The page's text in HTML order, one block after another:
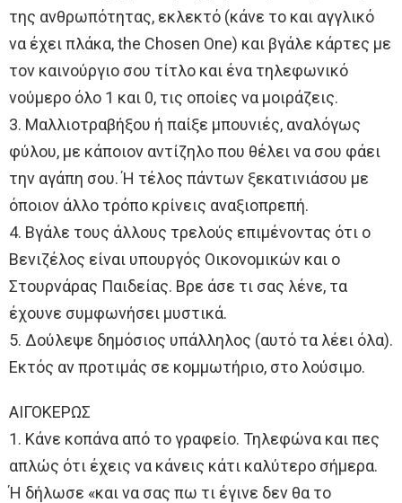
της ανθρωπότητας, εκλεκτό (κάνε το και αγγλικό
να έχει πλάκα, the Chosen One) και βγάλε κάρτες με
τον καινούργιο σου τίτλο και ένα τηλεφωνικό
νούμερο όλο 1 και 0, τις οποίες να μοιράζεις.
3. Μαλλιοτραβήξου ή παίξε μπουνιές, αναλόγως
φύλου, με κάποιον αντίζηλο που θέλει να σου φάει
την αγάπη σου. Ή τέλος πάντων ξεκατινιάσου με
όποιον άλλο τρόπο κρίνεις αναξιοπρεπή.
4. Βγάλε τους άλλους τρελούς επιμένοντας ότι ο
Βενιζέλος είναι υπουργός Οικονομικών και ο
Στουρνάρας Παιδείας. Βρε άσε τι σας λένε, τα
έχουνε συμφωνήσει μυστικά.
5. Δούλεψε δημόσιος υπάλληλος (αυτό τα λέει όλα).
Εκτός αν προτιμάς σε κομμωτήριο, στο λούσιμο.
ΑΙΓΟΚΕΡΩΣ
1. Κάνε κοπάνα από το γραφείο. Τηλεφώνα και πες
απλώς ότι έχεις να κάνεις κάτι καλύτερο σήμερα.
Ή δήλωσε «και να σας πω τι έγινε δεν θα το